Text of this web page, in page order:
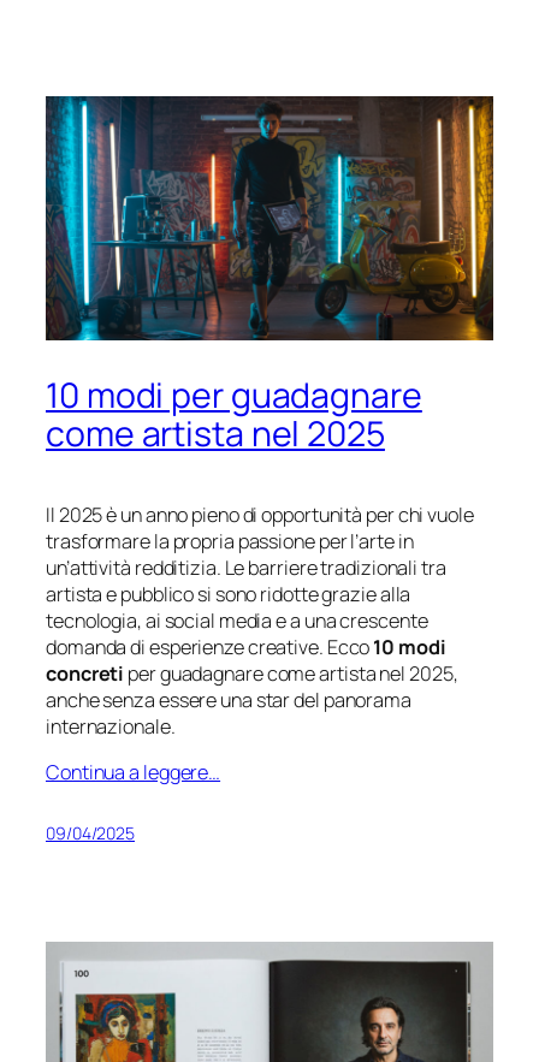
10 modi per guadagnare
come artista nel 2025
Il 2025 è un anno pieno di opportunità per chi vuole
trasformare la propria passione per l’arte in
un’attività redditizia. Le barriere tradizionali tra
artista e pubblico si sono ridotte grazie alla
tecnologia, ai social media e a una crescente
domanda di esperienze creative. Ecco10 modi
concreti per guadagnare come artista nel 2025,
anche senza essere una star del panorama
internazionale.
Continua a leggere…
09/04/2025